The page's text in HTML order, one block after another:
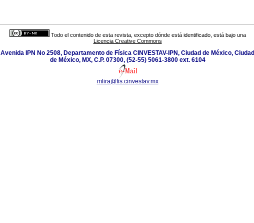
Todo el contenido de esta revista, excepto dónde está identificado, está bajo una
Licencia Creative Commons
Avenida IPN No 2508, Departamento de Física CINVESTAV-IPN, Ciudad de México, Ciudad
de México, MX, C.P. 07300, (52-55) 5061-3800 ext. 6104
mlira@fis.cinvestav.mx